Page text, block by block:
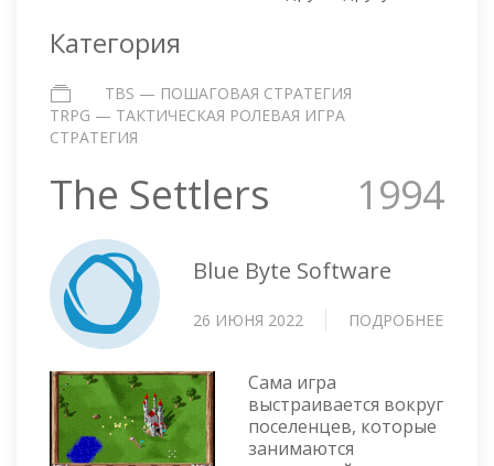
Категория
TBS — ПОШАГОВАЯ СТРАТЕГИЯ
TRPG — ТАКТИЧЕСКАЯ РОЛЕВАЯ ИГРА
СТРАТЕГИЯ
The Settlers 1994
Blue Byte Software
26 ИЮНЯ 2022 ПОДРОБНЕЕ
Сама игра
выстраивается вокруг
поселенцев, которые
занимаются